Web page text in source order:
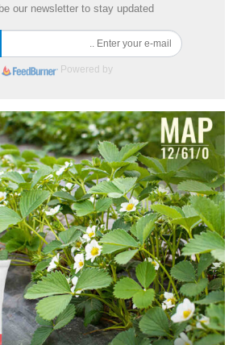
our newsletter to stay updated.
Powered by